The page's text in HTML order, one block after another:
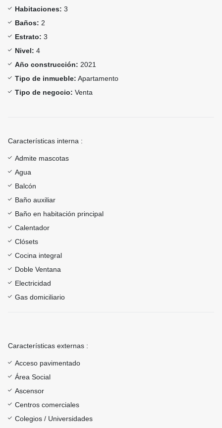
Habitaciones: 3
Baños: 2
Estrato: 3
Nivel: 4
Año construcción: 2021
Tipo de inmueble: Apartamento
Tipo de negocio: Venta
Características interna :
Admite mascotas
Agua
Balcón
Baño auxiliar
Baño en habitación principal
Calentador
Clósets
Cocina integral
Doble Ventana
Electricidad
Gas domiciliario
Características externas :
Acceso pavimentado
Área Social
Ascensor
Centros comerciales
Colegios / Universidades